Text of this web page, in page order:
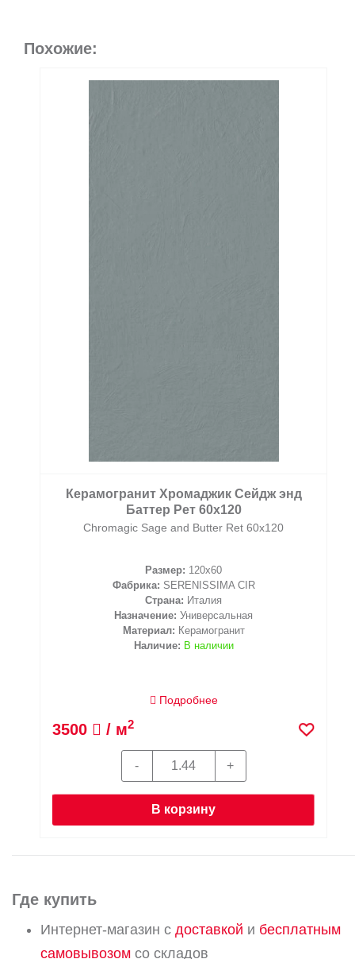
Похожие:
Керамогранит Хромаджик Сейдж энд
Баттер Рет 60х120
Chromagic Sage and Butter Ret 60х120
Размер: 120x60
Фабрика: SERENISSIMA CIR
Страна: Италия
Назначение: Универсальная
Материал: Керамогранит
Наличие: В наличии
Подробнее
3500 / м2
В корзину
Где купить
Интернет-магазин с доставкой и бесплатным
самовывозом со складов